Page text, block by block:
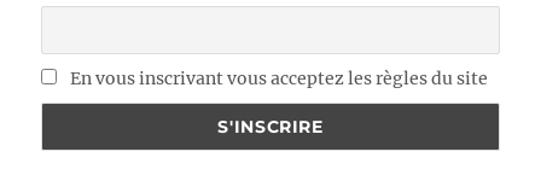
En vous inscrivant vous acceptez les règles du site